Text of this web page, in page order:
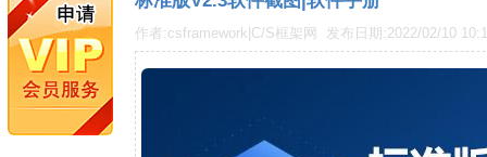
作者:csframework|C/S框架网 发布日期:2022/02/10